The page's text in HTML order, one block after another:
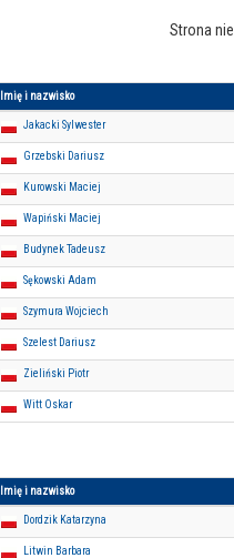
Strona
Imię i nazwisko
Jakacki Sylwester
Grzebski Dariusz
Kurowski Maciej
Wapiński Maciej
Budynek Tadeusz
Sękowski Adam
Szymura Wojciech
Szelest Dariusz
Zieliński Piotr
Witt Oskar
Imię i nazwisko
Dordzik Katarzyna
Litwin Barbara